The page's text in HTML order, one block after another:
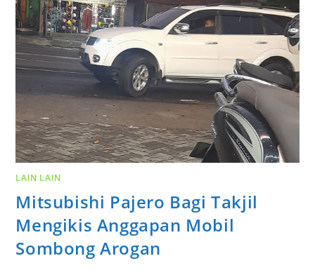
LAIN LAIN
Mitsubishi Pajero Bagi Takjil
Mengikis Anggapan Mobil
Sombong Arogan